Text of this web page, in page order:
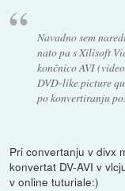
Navadno sem
nato pa s Xilisoft
končnico AVI
DVD-like picture
po konvertiranju
Pri convertanju v divx
konvertat DV-AVI v
v online tuturiale:)